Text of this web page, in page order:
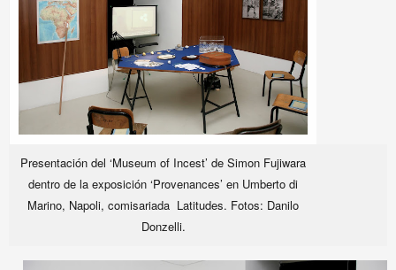
Presentación del ‘Museum of Incest’ de Simon Fujiwara
dentro de la exposición ‘Provenances’ en Umberto di
Marino, Napoli, comisariada Latitudes. Fotos: Danilo
Donzelli.